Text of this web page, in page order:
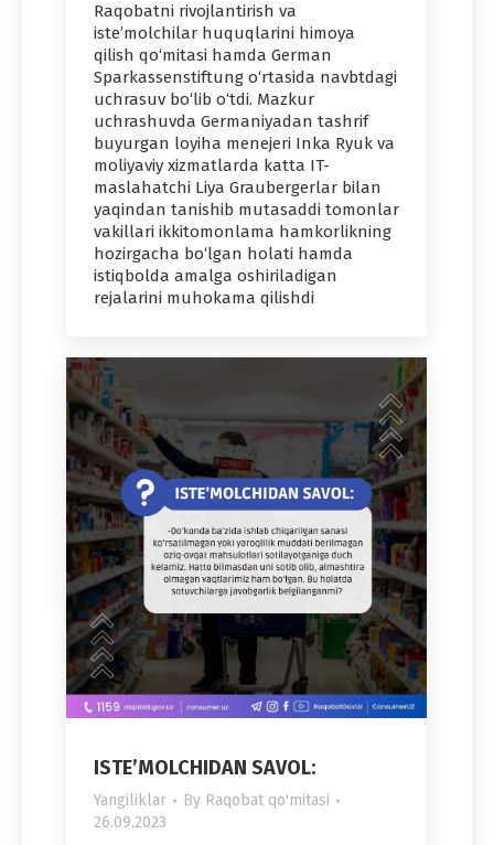
Raqobatni rivojlantirish va
isteʼmolchilar huquqlarini himoya
qilish qo‘mitasi hamda German
Sparkassenstiftung o‘rtasida navbtdagi
uchrasuv bo‘lib o‘tdi. Mazkur
uchrashuvda Germaniyadan tashrif
buyurgan loyiha menejeri Inka Ryuk va
moliyaviy xizmatlarda katta IT-
maslahatchi Liya Graubergerlar bilan
yaqindan tanishib mutasaddi tomonlar
vakillari ikkitomonlama hamkorlikning
hozirgacha bo‘lgan holati hamda
istiqbolda amalga oshiriladigan
rejalarini muhokama qilishdi
ISTE’MOLCHIDAN SAVOL:
Yangiliklar By Raqobat qo'mitasi
26.09.2023